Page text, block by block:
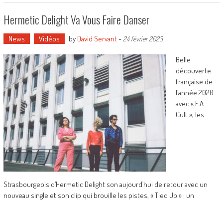
Hermetic Delight Va Vous Faire Danser
News Vidéos by David Servant- 24 février 2023
Belle
découverte
française de
l’année 2020
avec « F.A
Cult », les
Strasbourgeois d’Hermetic Delight son aujourd’hui de retour avec un
nouveau single et son clip qui brouille les pistes, « Tied Up » : un